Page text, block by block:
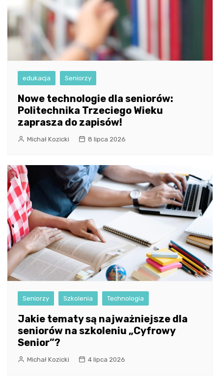
edukacja Seniorzy
Nowe technologie dla seniorów:
Politechnika Trzeciego Wieku
zaprasza do zapisów!
Michał Kozicki 8 lipca 2026
Seniorzy Szkolenia Technologia
Jakie tematy są najważniejsze dla
seniorów na szkoleniu „Cyfrowy
Senior”?
Michał Kozicki 4 lipca 2026